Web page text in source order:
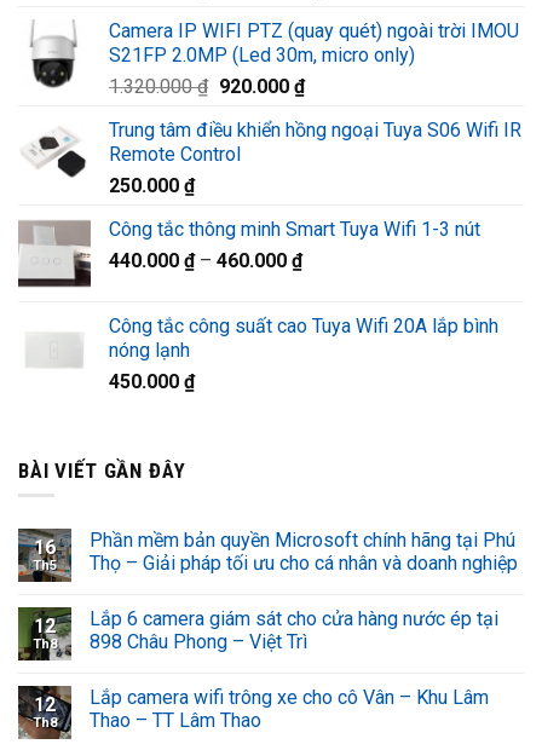
là:
1.580.000 ₫.
tại
là:
Camera IP WIFI PTZ (quay quét) ngoài trời IMOU
S21FP 2.0MP (Led 30m, micro only)
1.320.000₫ Giá
là:
1.320.000 ₫.
920.000 ₫Giá
tại
Trung tâm điều khiển hồng ngoại Tuya S06 Wifi IR
Remote Control
250.000 ₫
Công tắc thông minh Smart Tuya Wifi 1-3 nút
440.000 ₫– 460.000 ₫
Công tắc công suất cao Tuya Wifi 20A lắp bình
nóng lạnh
450.000 ₫
BÀI VIẾT GẦN ĐÂY
16
Th5
Phần mềm bản quyền Microsoft chính hãng tại Phú
Thọ – Giải pháp tối ưu cho cá nhân và doanh nghiệp
12
Th8
Lắp 6 camera giám sát cho cửa hàng nước ép tại
898 Châu Phong – Việt Trì
12
Th8
Lắp camera wifi trông xe cho cô Vân – Khu Lâm
Thao – TT Lâm Thao